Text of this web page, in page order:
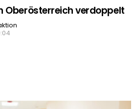
Oberösterreich verdoppelt